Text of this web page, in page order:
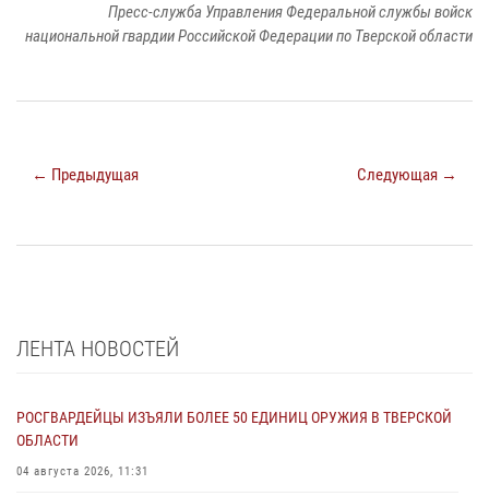
Пресс-служба Управления Федеральной службы войск
национальной гвардии Российской Федерации по Тверской области
← Предыдущая Следующая →
ЛЕНТА НОВОСТЕЙ
РОСГВАРДЕЙЦЫ ИЗЪЯЛИ БОЛЕЕ 50 ЕДИНИЦ ОРУЖИЯ В ТВЕРСКОЙ
ОБЛАСТИ
04 августа 2026, 11:31